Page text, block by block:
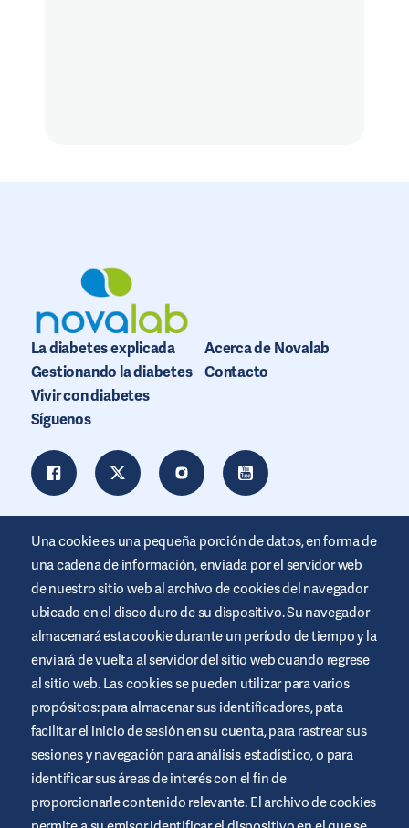
La diabetes explicada
Gestionando la diabetes
Vivir con diabetes
Acerca de Novalab
Contacto
Síguenos
Este sitio web está promocionado por Air Liquide Healthcare
para educar y apoyar a las personas que viven con diabetes. Es
sólo un site informativo, no sustituye las recomendaciones
médicas. Busca siempre el consejo de un profesional de la salud.
Términos y condiciones del sitio web
Política de privacidad
Una cookie es una pequeña porción de datos, en forma de
una cadena de información, enviada por el servidor web
de nuestro sitio web al archivo de cookies del navegador
ubicado en el disco duro de su dispositivo. Su navegador
almacenará esta cookie durante un período de tiempo y la
enviará de vuelta al servidor del sitio web cuando regrese
al sitio web. Las cookies se pueden utilizar para varios
propósitos: para almacenar sus identificadores, pata
facilitar el inicio de sesión en su cuenta, para rastrear sus
sesiones y navegación para análisis estadístico, o para
identificar sus áreas de interés con el fin de
proporcionarle contenido relevante. El archivo de cookies